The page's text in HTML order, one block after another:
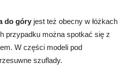
do góry jest też obecny w łóżkach
przypadku można spotkać się z
W części modeli pod
szuflady.